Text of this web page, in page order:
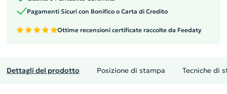
Pagamenti Sicuri con Bonifico o Carta di Credito
Ottime recensioni certificate raccolte da Feedaty
Dettagli del prodotto Posizione di stampa Tecniche di